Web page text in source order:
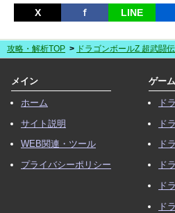
X ｆ LINE
攻略・解析TOP ドラゴンボールZ 超武闘
メイン
ホーム
サイト説明
WEB関連・ツール
プライバシーポリシー
ゲー
ド
ド
ド
ド
ド
ド